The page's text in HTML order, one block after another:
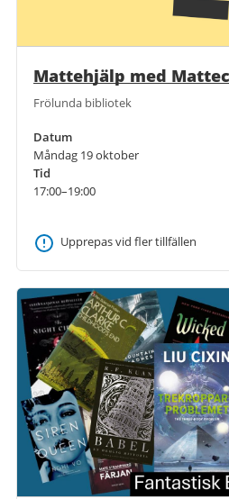
Mattehjälp med
Frölunda bibliotek
Datum
Måndag 19 oktober
Tid
17:00–19:00
Upprepas vid fler tillfällen